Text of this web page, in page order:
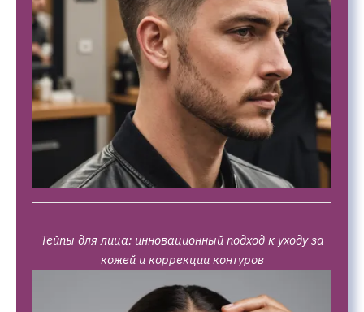
Тейпы для лица: инновационный подход к уходу за
кожей и коррекции контуров